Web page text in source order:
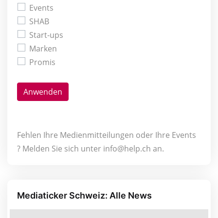
Events
SHAB
Start-ups
Marken
Promis
Anwenden
Fehlen Ihre Medien­mitteilungen oder Ihre Events
? Melden Sie sich unter info@help.ch an.
Mediaticker Schweiz: Alle News